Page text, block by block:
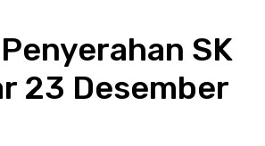
SK
23 Desember